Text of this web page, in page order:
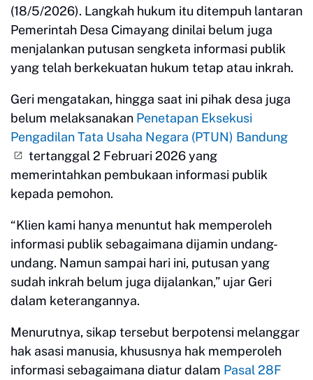
(18/5/2026). Langkah hukum itu ditempuh lantaran
Pemerintah Desa Cimayang dinilai belum juga
menjalankan putusan sengketa informasi publik
yang telah berkekuatan hukum tetap atau inkrah.
Geri mengatakan, hingga saat ini pihak desa juga
belum melaksanakan Penetapan Eksekusi
Pengadilan Tata Usaha Negara (PTUN) Bandung
tertanggal 2 Februari 2026 yang
memerintahkan pembukaan informasi publik
kepada pemohon.
“Klien kami hanya menuntut hak memperoleh
informasi publik sebagaimana dijamin undang-
undang. Namun sampai hari ini, putusan yang
sudah inkrah belum juga dijalankan,” ujar Geri
dalam keterangannya.
Menurutnya, sikap tersebut berpotensi melanggar
hak asasi manusia, khususnya hak memperoleh
informasi sebagaimana diatur dalam Pasal 28F